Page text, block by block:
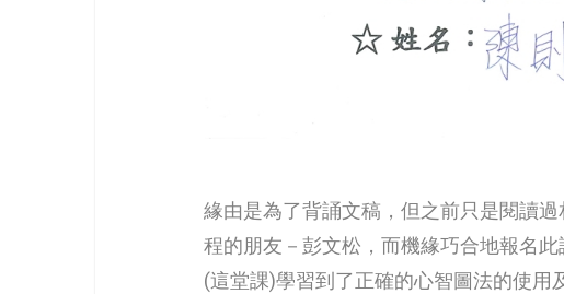
緣由是為了背誦文稿，但之前只是閱讀
程的朋友－彭文松，而機緣巧合地報名此
(這堂課)學習到了正確的心智圖法的使用